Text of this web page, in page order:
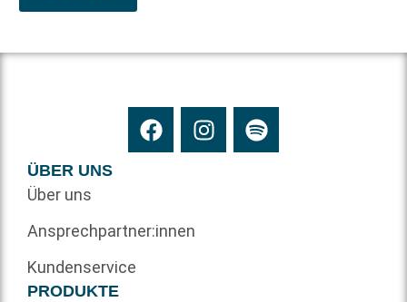
ÜBER UNS
Über uns
Ansprechpartner:innen
Kundenservice
PRODUKTE